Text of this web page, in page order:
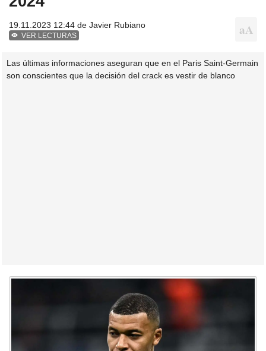
19.11.2023 12:44 de Javier Rubiano
VER LECTURAS
Las últimas informaciones aseguran que en el Paris Saint-Germain
son conscientes que la decisión del crack es vestir de blanco